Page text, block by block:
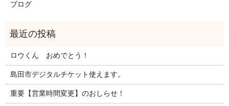
ブログ
ロウくん おめでとう！
島田市デジタルチケット使えます。
重要【営業時間変更】のおしらせ！